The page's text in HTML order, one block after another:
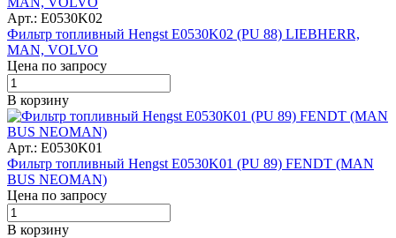
Арт.: E0530K02
Фильтр топливный Hengst E0530K02 (PU 88) LIEBHERR,
MAN, VOLVO
Цена по запросу
В корзину
Арт.: E0530K01
Фильтр топливный Hengst E0530K01 (PU 89) FENDT (MAN
BUS NEOMAN)
Цена по запросу
В корзину